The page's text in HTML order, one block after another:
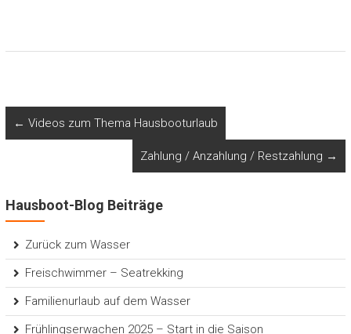
← Videos zum Thema Hausbooturlaub
Zahlung / Anzahlung / Restzahlung →
Hausboot-Blog Beiträge
Zurück zum Wasser
Freischwimmer – Seatrekking
Familienurlaub auf dem Wasser
Frühlingserwachen 2025 – Start in die Saison